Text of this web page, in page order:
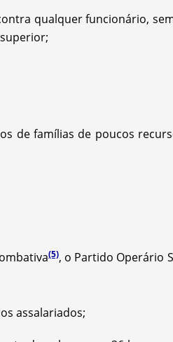
qualquer funcionário,
de famílias de poucos
(5), o Partido Operário
assalariados;